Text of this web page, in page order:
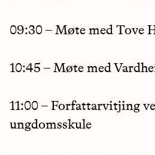
09:30 – Møte med Tove
10:45 – Møte med
11:00 – Forfattarvitjing
ungdomsskule